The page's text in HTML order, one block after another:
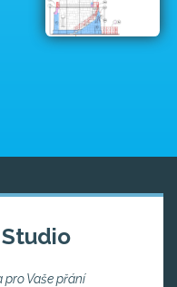
pro Vaše přání